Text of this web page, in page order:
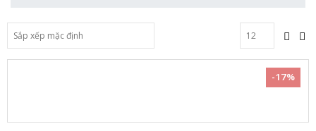
-17%